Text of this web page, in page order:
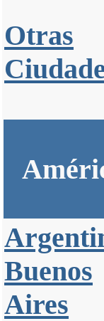
Otras
Buenos
Aires